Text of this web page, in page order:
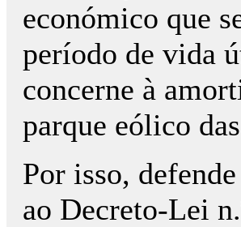
económico que
período de vida
concerne à
parque eólico
Por isso,
ao Decreto-Lei